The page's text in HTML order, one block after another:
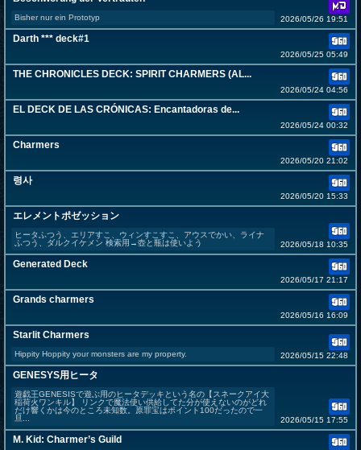
Bisher nur ein Prototyp 2026/05/26 19:51
Darth *** deck#1
2026/05/25 05:49
THE CHRONICLES DECK: SPIRIT CHARMERS (AL...
2026/05/24 04:56
EL DECK DE LAS CRÓNICAS: Encantadoras de...
2026/05/24 00:32
Charmers
2026/05/20 21:02
령사
2026/05/20 15:33
エレメントポゼッション
ヒータふつう、エリアすこ、ウィンすこすこ、アウスでかい、ライナ
ふつう、ダルクイケメン 検索用→壺と瓶は使いよう
2026/05/18 10:35
Generated Deck
2026/05/17 21:17
Grands charmers
2026/05/16 16:09
Starlit Charmers
Hippity Hoppity your monsters are my property. 2026/05/15 22:48
GENESYS用ヒータ
遊戯王GENESISで遊ぶ用のヒータデッキという名の【スネークアイ大
稲荷火ワンキル】 リンクで魔法使い供給してた分が使えないのがどれ
だけ響くかは今のところ未知数。原罪宝はポイント100だったので一
旦...
2026/05/15 17:55
M. Kid: Charmer’s Guild